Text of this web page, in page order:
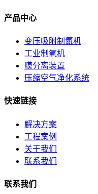
产品中心
变压吸附制氮机
工业制氧机
膜分离装置
压缩空气净化系统
快速链接
解决方案
工程案例
关于我们
联系我们
联系我们